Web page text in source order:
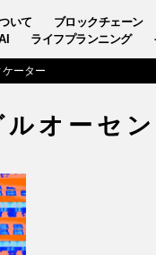
いて ブロックチェーン
ライフプランニング
ーター
オーセ